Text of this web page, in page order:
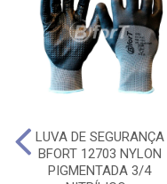
LUVA DE SEGURANÇA
BFORT 12703 NYLON
PIGMENTADA 3/4